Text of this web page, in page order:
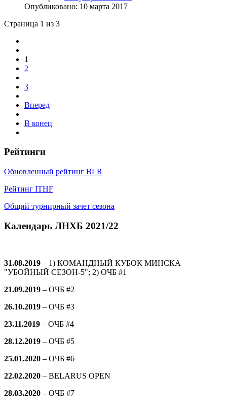
Опубликовано: 10 марта 2017
Страница 1 из 3
1
2
3
Вперед
В конец
Рейтинги
Обновленный рейтинг BLR
Рейтинг ITHF
Общий турнирный зачет сезона
Календарь ЛНХБ 2021/22
31.08.2019 – 1) КОМАНДНЫЙ КУБОК МИНСКА
"УБОЙНЫЙ СЕЗОН-5"; 2) ОЧБ #1
21.09.2019 – ОЧБ #2
26.10.2019 – ОЧБ #3
23.11.2019 – ОЧБ #4
28.12.2019 – ОЧБ #5
25.01.2020 – ОЧБ #6
22.02.2020 – BELARUS OPEN
28.03.2020 – ОЧБ #7